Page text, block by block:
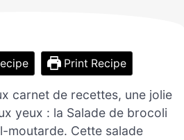
Print Recipe
carnet de recettes, une jolie
yeux : la Salade de brocoli
moutarde. Cette salade